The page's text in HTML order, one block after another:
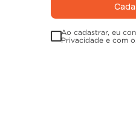
Ao cadastrar, eu
Privacidade e com